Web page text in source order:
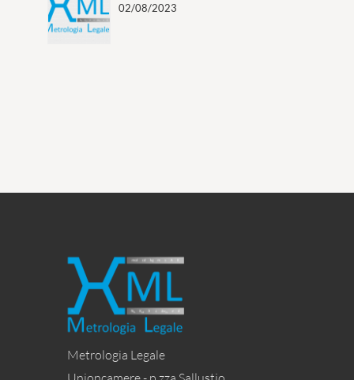
02/08/2023
Metrologia Legale